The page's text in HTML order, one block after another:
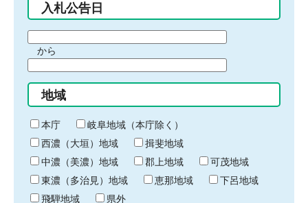
入札公告日
間
始
り
から
間
終
わ
り
地域
本庁
岐阜地域（本庁除く）
西濃（大垣）地域
揖斐地域
中濃（美濃）地域
郡上地域
可茂地域
東濃（多治見）地域
恵那地域
下呂地域
飛騨地域
県外